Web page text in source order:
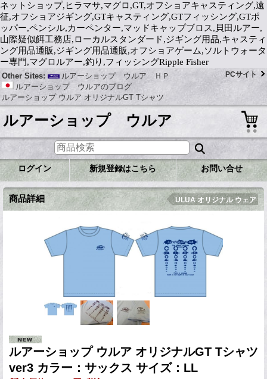
ネットショップ,ヒラマサ,マグロ,GT,オフショアキャスティング,遠
征,オフショアジギング,GTキャスティング,GTフィッシング,GTポ
ッパー,ペンシル,カーペンター,マッドキャップブロス,貝田ルアー,
山際疑似餌工務店,ローカルスタンダード,ジギング用品,キャスティ
ング用品通販,ジギング用品通販,オフショアゲーム,ソルトウォータ
ー専門,マグロルアー,釣り,フィッシングRipple Fisher
Other Sites:
ルアーショップ ウルア ＨＰ
ルアーショップ ウルアのブログ
ルアーショップ ウルア オリジナルGT Tシャツ
PCサイト
ルアーショップ ウルア
ログイン 新規登録はこちら お問い合せ
商品詳細 ULUA オリジナル ウェア
ルアーショップ ウルア オリジナルGT Tシャツ
ver3 カラー：サックス サイズ：LL